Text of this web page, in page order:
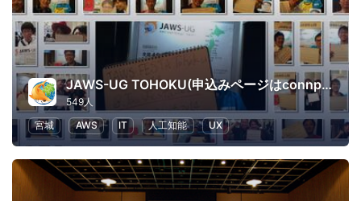
JAWS-UG TOHOKU(申込みページはconnpassに移行しました)
549人
宮城
AWS IT 人工知能 UX